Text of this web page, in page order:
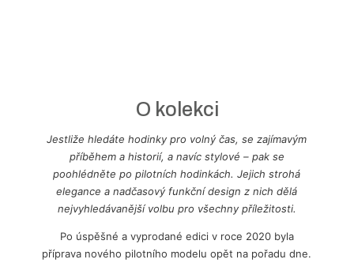
O kolekci
Jestliže hledáte hodinky pro volný čas, se zajímavým
příběhem a historií, a navíc stylové – pak se
poohlédněte po pilotních hodinkách. Jejich strohá
elegance a nadčasový funkční design z nich dělá
nejvyhledávanější volbu pro všechny příležitosti.
Po úspěšné a vyprodané edici v roce 2020 byla
příprava nového pilotního modelu opět na pořadu dne.